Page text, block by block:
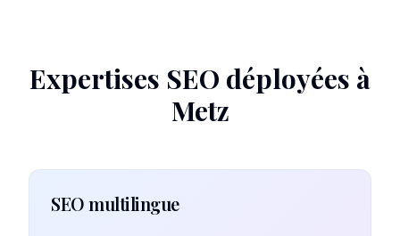
Expertises SEO déployées à
Metz
SEO multilingue